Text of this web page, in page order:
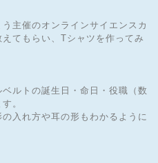
主催のオンラインサイエンスカ
てもらい、Tシャツを作ってみ
ルトの誕生日・命日・役職（数
。
入れ方や耳の形もわかるように